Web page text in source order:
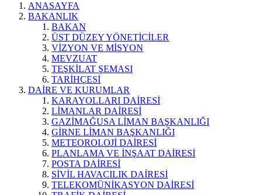
ANASAYFA
BAKANLIK
BAKAN
ÜST DÜZEY YÖNETİCİLER
VİZYON VE MİSYON
MEVZUAT
TEŞKİLAT ŞEMASI
TARİHÇESİ
DAİRE VE KURUMLAR
KARAYOLLARI DAİRESİ
LİMANLAR DAİRESİ
GAZİMAĞUSA LİMAN BAŞKANLIĞI
GİRNE LİMAN BAŞKANLIĞI
METEOROLOJİ DAİRESİ
PLANLAMA VE İNŞAAT DAİRESİ
POSTA DAİRESİ
SİVİL HAVACILIK DAİRESİ
TELEKOMÜNİKASYON DAİRESİ